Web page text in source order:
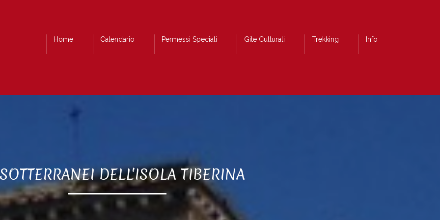
Home Calendario Permessi Speciali Gite Culturali Trekking Info
DELL'ISOLA TIBERINA